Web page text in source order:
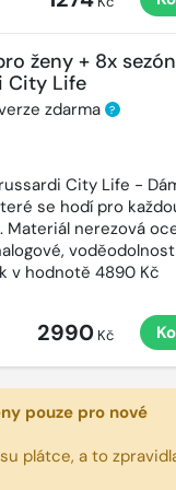
ženy + 8x
City Life
zdarma ?
City Life -
se hodí pro
Materiál nerezová
v hodnotě 4890 Kč
2990Kč
pouze pro nové
plátce, a to